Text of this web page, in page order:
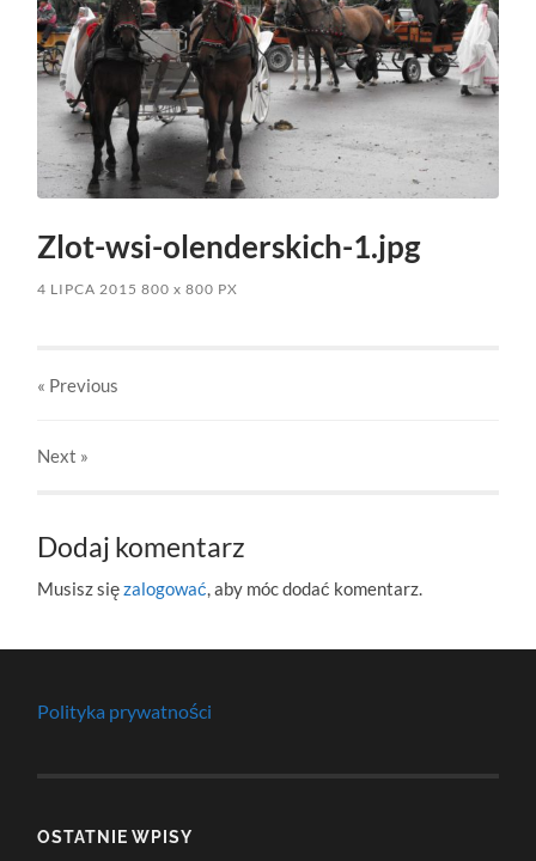
Zlot-wsi-olenderskich-1.jpg
4 LIPCA 2015 800x 800 PX
« Previous
Next »
Dodaj komentarz
Musisz sięzalogować , aby móc dodać komentarz.
Polityka prywatności
OSTATNIE WPISY